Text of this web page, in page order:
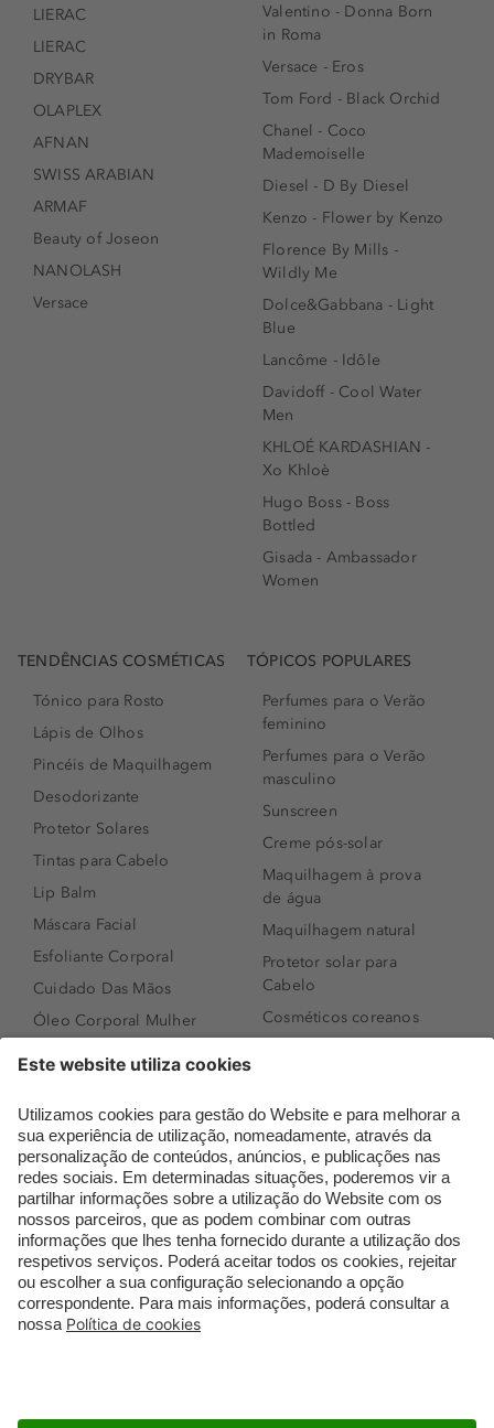
LIERAC
LIERAC
DRYBAR
OLAPLEX
AFNAN
SWISS ARABIAN
ARMAF
Beauty of Joseon
NANOLASH
Versace
Valentino - Donna Born
in Roma
Versace - Eros
Tom Ford - Black Orchid
Chanel - Coco
Mademoiselle
Diesel - D By Diesel
Kenzo - Flower by Kenzo
Florence By Mills -
Wildly Me
Dolce&Gabbana - Light
Blue
Lancôme - Idôle
Davidoff - Cool Water
Men
KHLOÉ KARDASHIAN -
Xo Khloè
Hugo Boss - Boss
Bottled
Gisada - Ambassador
Women
TENDÊNCIAS COSMÉTICAS
Tónico para Rosto
Lápis de Olhos
Pincéis de Maquilhagem
Desodorizante
Protetor Solares
Tintas para Cabelo
Lip Balm
Máscara Facial
Esfoliante Corporal
Cuidado Das Mãos
Óleo Corporal Mulher
Sérum de Rosto
Body mist & Spray
corporal
Produtos para Cabelo
Homem
Espuma de Limpeza
Facial
Dermocosmética
TÓPICOS POPULARES
Perfumes para o Verão
feminino
Perfumes para o Verão
masculino
Sunscreen
Creme pós-solar
Maquilhagem à prova
de água
Maquilhagem natural
Protetor solar para
Cabelo
Cosméticos coreanos
Perfumes árabes
Novidades
Melhores Perfumes
Femininos
TOP 10: Perfumes
Masculinos
Pestanas Postiças
Creme Rosto Homem